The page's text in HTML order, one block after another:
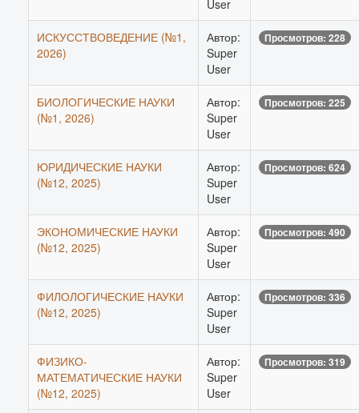
User
ИСКУССТВОВЕДЕНИЕ (№1,
2026)
Автор:
Super
User
Просмотров: 228
БИОЛОГИЧЕСКИЕ НАУКИ
(№1, 2026)
Автор:
Super
User
Просмотров: 225
ЮРИДИЧЕСКИЕ НАУКИ
(№12, 2025)
Автор:
Super
User
Просмотров: 624
ЭКОНОМИЧЕСКИЕ НАУКИ
(№12, 2025)
Автор:
Super
User
Просмотров: 490
ФИЛОЛОГИЧЕСКИЕ НАУКИ
(№12, 2025)
Автор:
Super
User
Просмотров: 336
ФИЗИКО-
МАТЕМАТИЧЕСКИЕ НАУКИ
(№12, 2025)
Автор:
Super
User
Просмотров: 319